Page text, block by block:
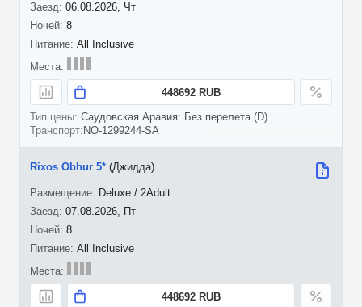
06.08.2026, Чт
8
All Inclusive
448692 RUB
Саудовская Аравия: Без перелета (D)
NO-1299244-SA
07.08.2026, Пт
8
Rixos Obhur 5* (Джидда)
Deluxe / 2Adult
All Inclusive
448692 RUB